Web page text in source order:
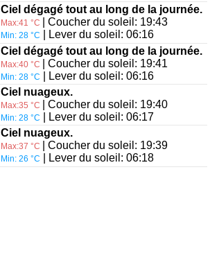
Ciel dégagé tout au long de la journée.
Max:41 °C | Coucher du soleil: 19:43
Min: 28 °C
| Lever du soleil: 06:16
Ciel dégagé tout au long de la journée.
Max:40 °C | Coucher du soleil: 19:41
Min: 28 °C
| Lever du soleil: 06:16
Ciel nuageux.
Max:35 °C | Coucher du soleil: 19:40
Min: 28 °C
| Lever du soleil: 06:17
Ciel nuageux.
Max:37 °C | Coucher du soleil: 19:39
Min: 26 °C | Lever du soleil: 06:18